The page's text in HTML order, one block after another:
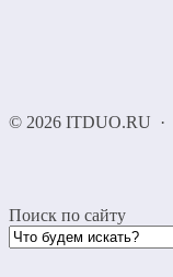
© 2026 ITDUO.RU ·
Поиск по сайту